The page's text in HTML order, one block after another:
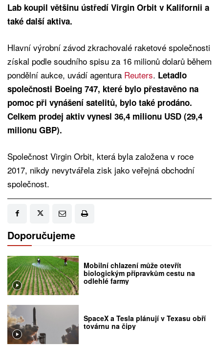
Lab koupil většinu ústředí Virgin Orbit v Kalifornii a
také další aktiva.
Hlavní výrobní závod zkrachovalé raketové společnosti
získal podle soudního spisu za 16 milionů dolarů během
pondělní aukce, uvádí agentura Reuters. Letadlo
společnosti Boeing 747, které bylo přestavěno na
pomoc při vynášení satelitů, bylo také prodáno.
Celkem prodej aktiv vynesl 36,4 milionu USD (29,4
milionu GBP).
Společnost Virgin Orbit, která byla založena v roce
2017, nikdy nevytvářela zisk jako veřejná obchodní
společnost.
Doporučujeme
Mobilní chlazení může otevřít
biologickým přípravkům cestu na
odlehlé farmy
SpaceX a Tesla plánují v Texasu obří
továrnu na čipy